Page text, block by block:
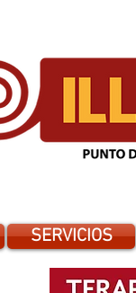
SERVICIOS